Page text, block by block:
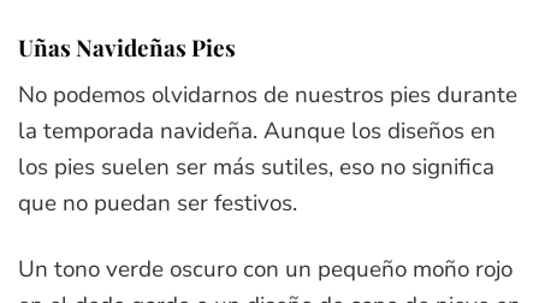
Uñas Navideñas Pies
No podemos olvidarnos de nuestros pies durante
la temporada navideña. Aunque los diseños en
los pies suelen ser más sutiles, eso no significa
que no puedan ser festivos.
Un tono verde oscuro con un pequeño moño rojo